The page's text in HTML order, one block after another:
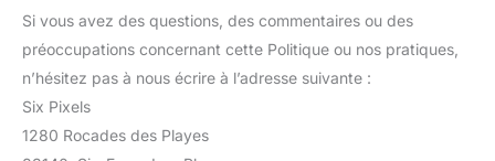
Si vous avez des questions, des commentaires ou des
préoccupations concernant cette Politique ou nos pratiques,
n’hésitez pas à nous écrire à l’adresse suivante :
Six Pixels
1280 Rocades des Playes